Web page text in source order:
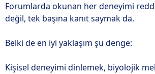
Forumlarda okunan her deneyimi
değil, tek başına kanıt saymak da.
Belki de en iyi yaklaşım şu denge:
Kişisel deneyimi dinlemek, biyolojik